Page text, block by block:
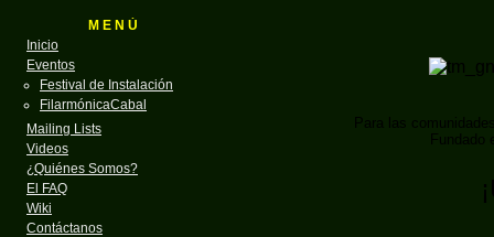
M E N Ú
Inicio
Eventos
Festival de Instalación
FilarmónicaCabal
Mailing Lists
Videos
¿Quiénes Somos?
El FAQ
Wiki
Contáctanos
Para las
Fundado